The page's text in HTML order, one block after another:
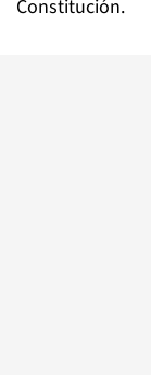
Constitución.